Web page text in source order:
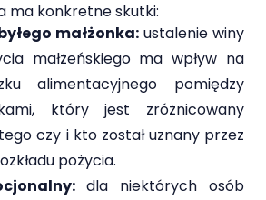
ma konkretne skutki:
małżonka: ustalenie winy
małżeńskiego ma wpływ na
alimentacyjnego pomiędzy
który jest zróżnicowany
czy i kto został uznany przez
pożycia.
dla niektórych osób